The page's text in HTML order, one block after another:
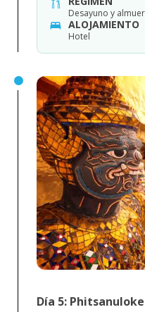
Desayuno y
ALOJAMIENTO
Hotel
Día 5: